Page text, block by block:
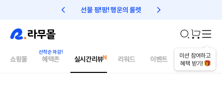
선물 팡!팡! 행운의 룰렛 친구초대 1만원 리워드!
미션 참여하고
혜택 받기!
쇼핑몰 혜택존 실시간리뷰 리워드 이벤트 건강매거진